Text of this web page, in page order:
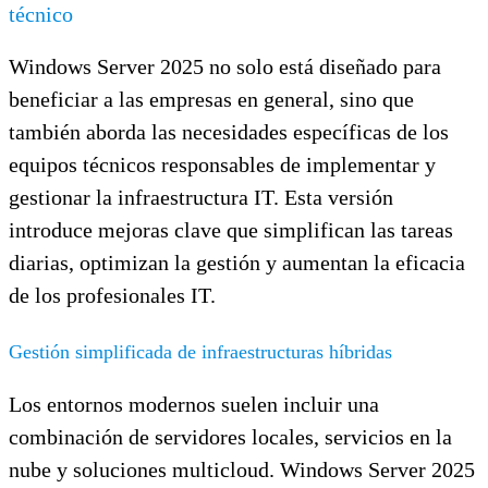
técnico
Windows Server 2025 no solo está diseñado para
beneficiar a las empresas en general, sino que
también aborda las necesidades específicas de los
equipos técnicos responsables de implementar y
gestionar la infraestructura IT. Esta versión
introduce mejoras clave que simplifican las tareas
diarias, optimizan la gestión y aumentan la eficacia
de los profesionales IT.
Gestión simplificada de infraestructuras híbridas
Los entornos modernos suelen incluir una
combinación de servidores locales, servicios en la
nube y soluciones multicloud. Windows Server 2025